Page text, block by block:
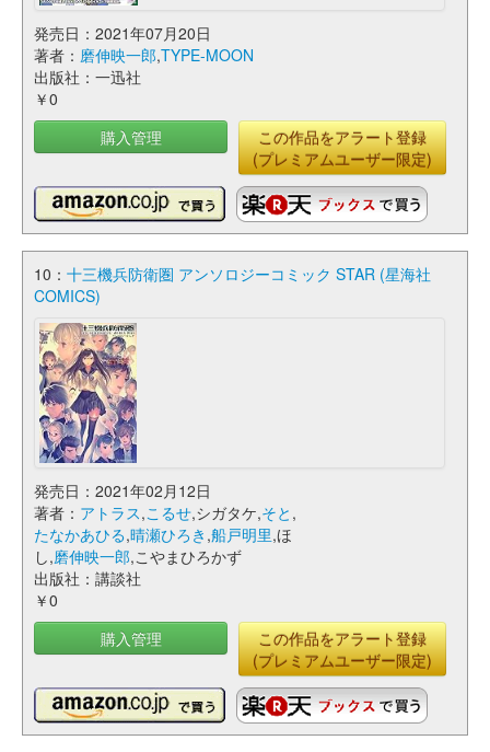
発売日：2021年07月20日
著者： 磨伸映一郎,TYPE-MOON
出版社：一迅社
￥0
購入管理
この作品をアラート登録
(プレミアムユーザー限定)
10： 十三機兵防衛圏 アンソロジーコミック STAR (星海社
COMICS)
発売日：2021年02月12日
著者： アトラス,こるせ,シガタケ,そと ,
たなかあひる,晴瀬ひろき ,船戸明里,ほ
し,磨伸映一郎,こやまひろかず
出版社：講談社
￥0
購入管理
この作品をアラート登録
(プレミアムユーザー限定)